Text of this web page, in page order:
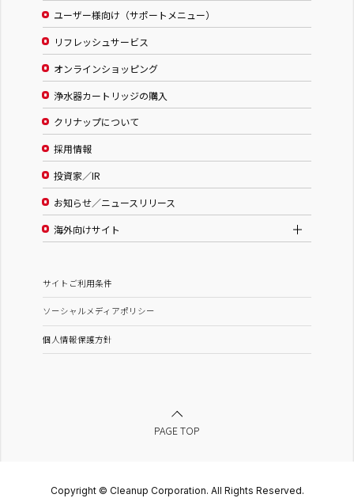
ユーザー様向け（サポートメニュー）
リフレッシュサービス
オンラインショッピング
浄水器カートリッジの購入
クリナップについて
採用情報
投資家／IR
お知らせ／ニュースリリース
海外向けサイト
サイトご利用条件
ソーシャルメディアポリシー
個人情報保護方針
PAGE TOP
Copyright © Cleanup Corporation. All Rights Reserved.